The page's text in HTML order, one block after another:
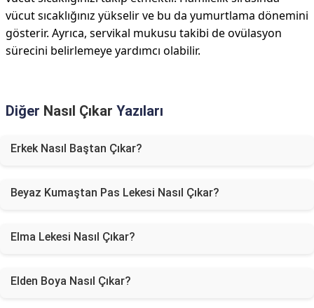
vücut sıcaklığınız yükselir ve bu da yumurtlama dönemini
gösterir. Ayrıca, servikal mukusu takibi de ovülasyon
sürecini belirlemeye yardımcı olabilir.
Diğer Nasıl Çıkar Yazıları
Erkek Nasıl Baştan Çıkar?
Beyaz Kumaştan Pas Lekesi Nasıl Çıkar?
Elma Lekesi Nasıl Çıkar?
Elden Boya Nasıl Çıkar?